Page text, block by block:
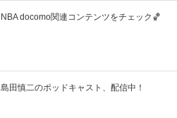
NBA docomo関連コンテンツをチェック🏀
島田慎二のポッドキャスト、配信中！